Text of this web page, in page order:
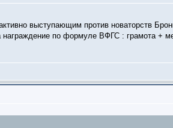
выступающим против новаторств
награждение по формуле ВФГС : грамота +